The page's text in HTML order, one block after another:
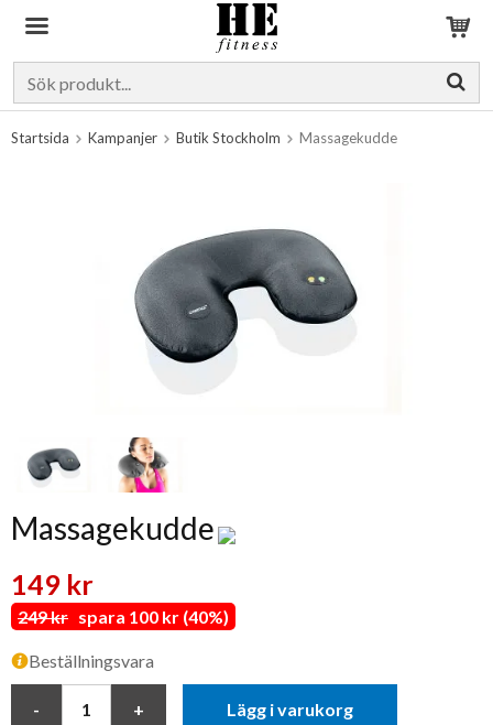
Startsida Kampanjer Butik Stockholm Massagekudde
Massagekudde
149 kr
249 kr spara 100 kr (40%)
Beställningsvara
Lägg i varukorg